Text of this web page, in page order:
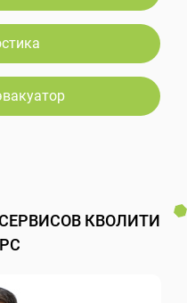
КВОЛИТИ